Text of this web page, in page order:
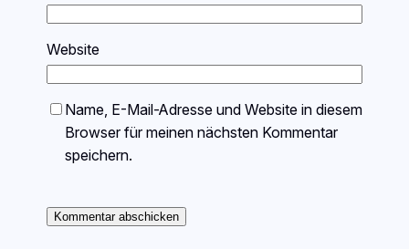
Website
Name, E-Mail-Adresse und Website in diesem
Browser für meinen nächsten Kommentar
speichern.